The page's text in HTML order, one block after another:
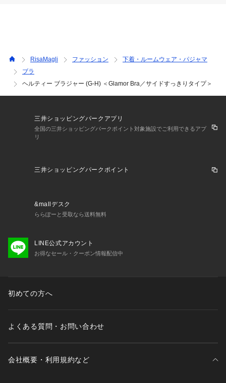
胸元の開いたお洋服を着る時に
＜商品仕様＞
・3/4カップ
・サイドボーンあり（樹脂製）
・取り外し可能パッドなし（※パッドポケットはあり）
・ホック：3段×3列
＜関連アイテム＞
・65131 ブラジャー（D・E・F）
・65132 ブラジャー（G・H）
・45135 おやすみブラ（3L）
・75130 ノーマルショーツ
・05139 ガーターベルト
RisaMagli ファッション
下着・ルームウェア・パジャマ
ブラ
ヘルティー ブラジャー (G-H) ＜Glamor Bra／サイドすっきりタイプ＞
三井ショッピングパークアプリ
全国の三井ショッピングパークポイント対象施設でご利用できるアプ
リ
三井ショッピングパークポイント
&mallデスク
ららぽーと受取なら送料無料
LINE公式アカウント
お得なセール・クーポン情報配信中
初めての方へ
よくある質問・お問い合わせ
会社概要・利用規約など